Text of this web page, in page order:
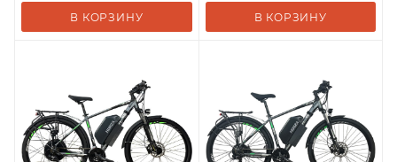
В КОРЗИНУ В КОРЗИНУ